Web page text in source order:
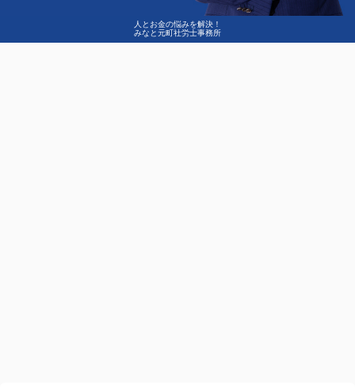
人とお金の悩みを解決！
みなと元町社労士事務所